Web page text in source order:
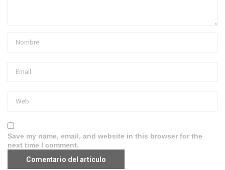
Save my name, email, and website in this browser for the
next time I comment.